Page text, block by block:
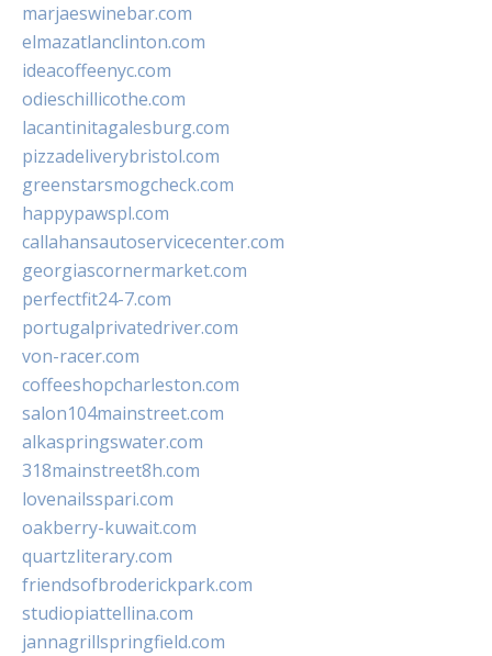
marjaeswinebar.com
elmazatlanclinton.com
ideacoffeenyc.com
odieschillicothe.com
lacantinitagalesburg.com
pizzadeliverybristol.com
greenstarsmogcheck.com
happypawspl.com
callahansautoservicecenter.com
georgiascornermarket.com
perfectfit24-7.com
portugalprivatedriver.com
von-racer.com
coffeeshopcharleston.com
salon104mainstreet.com
alkaspringswater.com
318mainstreet8h.com
lovenailsspari.com
oakberry-kuwait.com
quartzliterary.com
friendsofbroderickpark.com
studiopiattellina.com
jannagrillspringfield.com